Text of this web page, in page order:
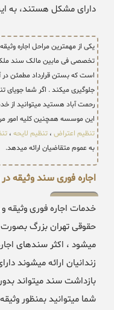
دارای مشکل هستند، به
یکی از مهمترین مراحل اجاره
تخصصی فی مابین مالک سند
است که بستن قرارداد مطمئن در
جلوگیری میکند . اگر شما جویای
رحمت آباد هستید میتوانید از
این موسسه همچنین کلیه امور
تنظیم اعتراض ، تنظیم لایحه ،
به عموم متقاضیان ارائه میدهد.
اجاره فوری سند وثیقه
خدمات اجاره فوری وثیقه
حقوقی تهران بزرگ
میشود ، اکثر سندهای
زندانیان ارائه میشوند
بازداشت سند میتواند
شما میتوانید بمنظور